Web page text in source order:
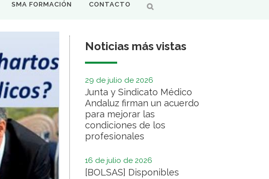
SMA FORMACIÓN CONTACTO
Noticias más vistas
29 de julio de 2026
Junta y Sindicato Médico
Andaluz firman un acuerdo
para mejorar las
condiciones de los
profesionales
16 de julio de 2026
[BOLSAS] Disponibles